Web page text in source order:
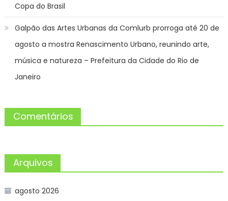
Copa do Brasil
Galpão das Artes Urbanas da Comlurb prorroga até 20 de
agosto a mostra Renascimento Urbano, reunindo arte,
música e natureza – Prefeitura da Cidade do Rio de
Janeiro
Comentários
Arquivos
agosto 2026